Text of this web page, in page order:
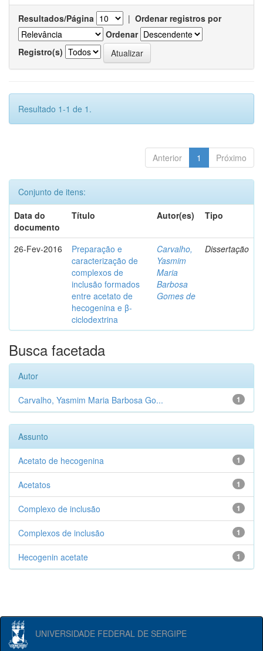
Resultados/Página | Ordenar registros por
Ordenar
Registro(s)
Resultado 1-1 de 1.
Anterior 1 Próximo
Conjunto de itens:
Data do
documento
Título Autor(es) Tipo
26-Fev-2016
Preparação e
caracterização de
complexos de
inclusão formados
entre acetato de
hecogenina e β-
ciclodextrina
Carvalho,
Yasmim
Maria
Barbosa
Gomes de
Dissertação
Busca facetada
Autor
1
Carvalho, Yasmim Maria Barbosa Go...
Assunto
1
Acetato de hecogenina
1
Acetatos
1
Complexo de inclusão
1
Complexos de inclusão
1
Hecogenin acetate
UNIVERSIDADE FEDERAL DE SERGIPE